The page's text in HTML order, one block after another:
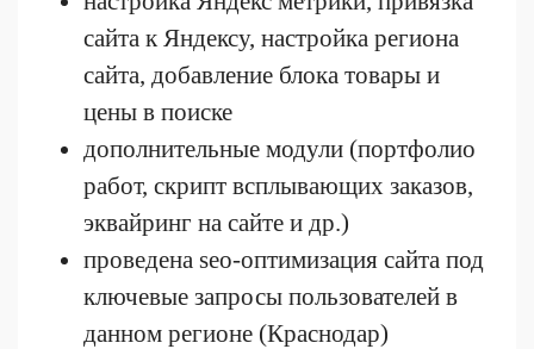
сайта к Яндексу, настройка региона
сайта, добавление блока товары и
цены в поиске
дополнительные модули (портфолио
работ, скрипт всплывающих заказов,
эквайринг на сайте и др.)
проведена seo-оптимизация сайта под
ключевые запросы пользователей в
данном регионе (Краснодар)